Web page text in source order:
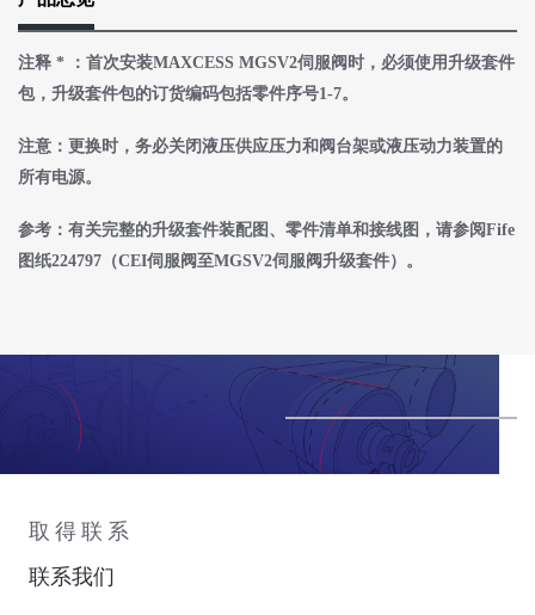
注释 * ：首次安装MAXCESS MGSV2伺服阀时，必须使用升级套件
包，升级套件包的订货编码包括零件序号1-7。
注意：更换时，务必关闭液压供应压力和阀台架或液压动力装置的
所有电源。
参考：有关完整的升级套件装配图、零件清单和接线图，请参阅Fife
图纸224797 （CEI伺服阀至MGSV2伺服阀升级套件）。
取得联系
联系我们